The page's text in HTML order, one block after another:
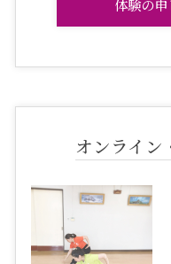
体験の
オンライン